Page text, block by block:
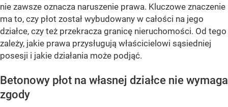
nie zawsze oznacza naruszenie prawa. Kluczowe znaczenie
ma to, czy płot został wybudowany w całości na jego
działce, czy też przekracza granicę nieruchomości. Od tego
zależy, jakie prawa przysługują właścicielowi sąsiedniej
posesji i jakie działania może podjąć.
Betonowy płot na własnej działce nie wymaga
zgody